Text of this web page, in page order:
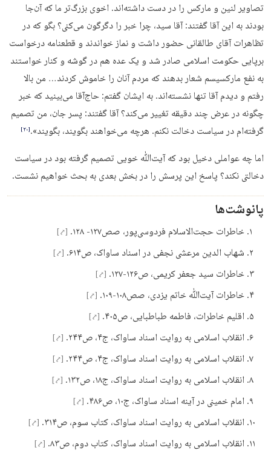
تصاویر لنین و مارکس را در دست داشته‌اند. اخوی بزرگ‌تر ما که آن‌جا
بودند به این آقا گفتند: آقا سید، چرا خبر را دگرگون می‌کنی؟ بگو که در
تظاهرات آقای طالقانی حضور داشت و نماز خواندند و قطعنامه درخواست
برپایی حکومت اسلامی صادر شد و یک عده هم در گوشه و کنار خواستند
به نفع مارکسیسم شعار بدهند که مردم آنان را خاموش کردند… من بالا
رفتم و دیدم آقا تنها نشسته‌اند. به ایشان گفتم: حاج‌آقا می‌بینید که خبر
چگونه در عرض چند دقیقه تغییر می‌کند؟ آقا گفتند: پسر جان، من تصمیم
گرفته‌ام در سیاست دخالت نکنم. هرچه می‌خواهند بگویند، بگویند».‏[۲۰]‎
اما چه عواملی دخیل بود که آیت‌ﷲ خویی تصمیم گرفته بود در سیاست
دخالتی نکند؟ پاسخ این پرسش را در بخش بعدی به بحث خواهیم نشست.
پانوشت‌ها
خاطرات حجت‌الاسلام فردوسی‌پور، صص۱۲۷- ۱۲۸. [⤤]
شهاب الدین مرعشی نجفی در اسناد ساواک، ص۶۱۴. [⤤]
خاطرات سید جعفر کریمی، ص۱۲۶-۱۲۷. [⤤]
خاطرات آیت‌الله خاتم یزدی، صص۱۰۸-۱۰۹. [⤤]
اقلیم خاطرات، فاطمه طباطبایی، ص۴۰۵. [⤤]
انقلاب اسلامی به روایت اسناد ساواک، ج۴، ص۲۴۴. [⤤]
انقلاب اسلامی به روایت اسناد ساواک، ج۴، ص۲۴۴. [⤤]
انقلاب اسلامی به روایت اسناد ساواک، ج۱۸، ص۱۳۲. [⤤]
امام خمینی در آینه اسناد ساواک، ج۱۰، ص۴۸۶. [⤤]
انقلاب اسلامی به روایت اسناد ساواک، کتاب سوم، ص۳۱۴. [⤤]
انقلاب اسلامی به روایت اسناد ساواک، کتاب دوم، ص۸۳. [⤤]